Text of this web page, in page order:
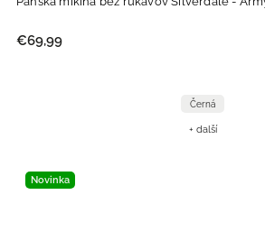
€69,99
Černá
+ další
Novinka